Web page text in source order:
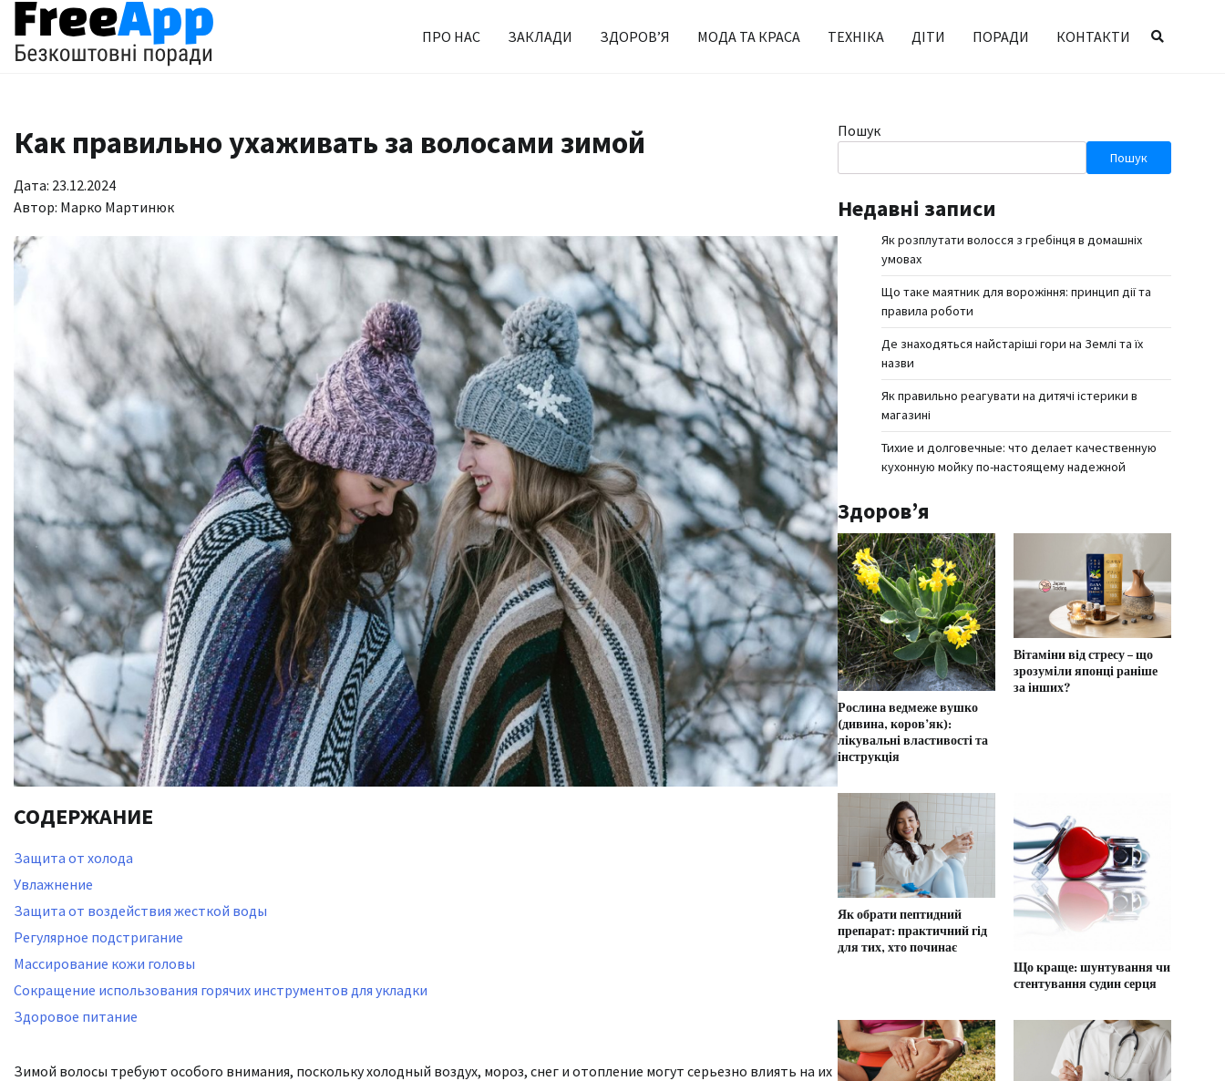
Перейти
до
вмісту
ПРО НАС ЗАКЛАДИ ЗДОРОВ’Я МОДА ТА КРАСА ТЕХНІКА ДІТИ ПОРАДИ КОНТАКТИ
Как правильно ухаживать за волосами зимой
Дата: 23.12.2024
Автор: Марко Мартинюк
СОДЕРЖАНИЕ
Защита от холода
Увлажнение
Защита от воздействия жесткой воды
Регулярное подстригание
Массирование кожи головы
Сокращение использования горячих инструментов для укладки
Здоровое питание
Зимой волосы требуют особого внимания, поскольку холодный воздух, мороз, снег и отопление могут серьезно влиять на их
Пошук
Пошук
Недавні записи
Як розплутати волосся з гребінця в домашніх
умовах
Що таке маятник для ворожіння: принцип дії та
правила роботи
Де знаходяться найстаріші гори на Землі та їх
назви
Як правильно реагувати на дитячі істерики в
магазині
Тихие и долговечные: что делает качественную
кухонную мойку по-настоящему надежной
Здоров’я
Рослина ведмеже вушко
(дивина, коров’як):
лікувальні властивості та
інструкція
Вітаміни від стресу – що
зрозуміли японці раніше
за інших?
Як обрати пептидний
препарат: практичний гід
для тих, хто починає
Що краще: шунтування чи
стентування судин серця